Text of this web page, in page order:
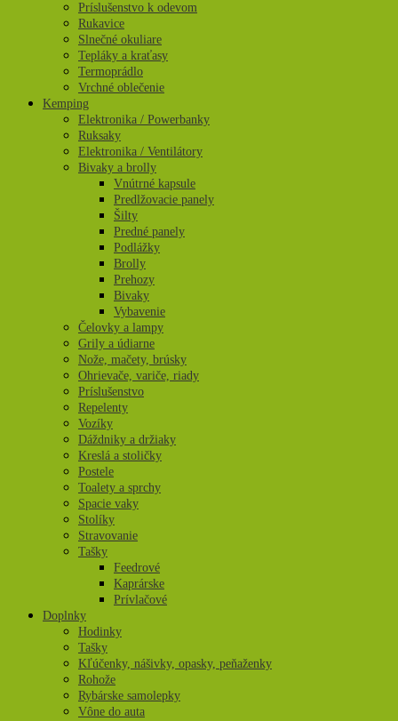
Príslušenstvo k odevom
Rukavice
Slnečné okuliare
Tepláky a kraťasy
Termoprádlo
Vrchné oblečenie
Kemping
Elektronika / Powerbanky
Ruksaky
Elektronika / Ventilátory
Bivaky a brolly
Vnútrné kapsule
Predlžovacie panely
Šilty
Predné panely
Podlážky
Brolly
Prehozy
Bivaky
Vybavenie
Čelovky a lampy
Grily a údiarne
Nože, mačety, brúsky
Ohrievače, variče, riady
Príslušenstvo
Repelenty
Vozíky
Dáždniky a držiaky
Kreslá a stoličky
Postele
Toalety a sprchy
Spacie vaky
Stolíky
Stravovanie
Tašky
Feedrové
Kaprárske
Prívlačové
Doplnky
Hodinky
Tašky
Kľúčenky, nášivky, opasky, peňaženky
Rohože
Rybárske samolepky
Vône do auta